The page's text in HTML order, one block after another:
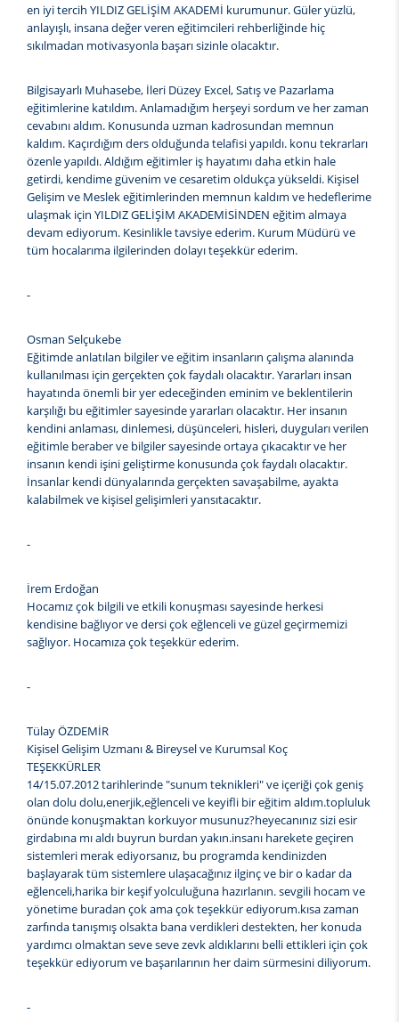
en iyi tercih YILDIZ GELİŞİM AKADEMİ kurumunur. Güler yüzlü,
anlayışlı, insana değer veren eğitimcileri rehberliğinde hiç
sıkılmadan motivasyonla başarı sizinle olacaktır.
Bilgisayarlı Muhasebe, İleri Düzey Excel, Satış ve Pazarlama
eğitimlerine katıldım. Anlamadığım herşeyi sordum ve her zaman
cevabını aldım. Konusunda uzman kadrosundan memnun
kaldım. Kaçırdığım ders olduğunda telafisi yapıldı. konu tekrarları
özenle yapıldı. Aldığım eğitimler iş hayatımı daha etkin hale
getirdi, kendime güvenim ve cesaretim oldukça yükseldi. Kişisel
Gelişim ve Meslek eğitimlerinden memnun kaldım ve hedeflerime
ulaşmak için YILDIZ GELİŞİM AKADEMİSİNDEN eğitim almaya
devam ediyorum. Kesinlikle tavsiye ederim. Kurum Müdürü ve
tüm hocalarıma ilgilerinden dolayı teşekkür ederim.
-
Osman Selçukebe
Eğitimde anlatılan bilgiler ve eğitim insanların çalışma alanında
kullanılması için gerçekten çok faydalı olacaktır. Yararları insan
hayatında önemli bir yer edeceğinden eminim ve beklentilerin
karşılığı bu eğitimler sayesinde yararları olacaktır. Her insanın
kendini anlaması, dinlemesi, düşünceleri, hisleri, duyguları verilen
eğitimle beraber ve bilgiler sayesinde ortaya çıkacaktır ve her
insanın kendi işini geliştirme konusunda çok faydalı olacaktır.
İnsanlar kendi dünyalarında gerçekten savaşabilme, ayakta
kalabilmek ve kişisel gelişimleri yansıtacaktır.
-
İrem Erdoğan
Hocamız çok bilgili ve etkili konuşması sayesinde herkesi
kendisine bağlıyor ve dersi çok eğlenceli ve güzel geçirmemizi
sağlıyor. Hocamıza çok teşekkür ederim.
-
Tülay ÖZDEMİR
Kişisel Gelişim Uzmanı & Bireysel ve Kurumsal Koç
TEŞEKKÜRLER
14/15.07.2012 tarihlerinde "sunum teknikleri" ve içeriği çok geniş
olan dolu dolu,enerjik,eğlenceli ve keyifli bir eğitim aldım.topluluk
önünde konuşmaktan korkuyor musunuz?heyecanınız sizi esir
girdabına mı aldı buyrun burdan yakın.insanı harekete geçiren
sistemleri merak ediyorsanız, bu programda kendinizden
başlayarak tüm sistemlere ulaşacağınız ilginç ve bir o kadar da
eğlenceli,harika bir keşif yolculuğuna hazırlanın. sevgili hocam ve
yönetime buradan çok ama çok teşekkür ediyorum.kısa zaman
zarfında tanışmış olsakta bana verdikleri destekten, her konuda
yardımcı olmaktan seve seve zevk aldıklarını belli ettikleri için çok
teşekkür ediyorum ve başarılarının her daim sürmesini diliyorum.
-